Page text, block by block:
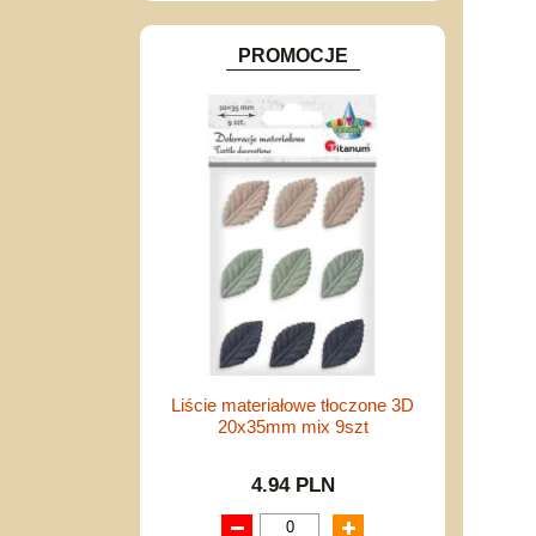
PROMOCJE
Liście materiałowe tłoczone 3D
20x35mm mix 9szt
4.94 PLN